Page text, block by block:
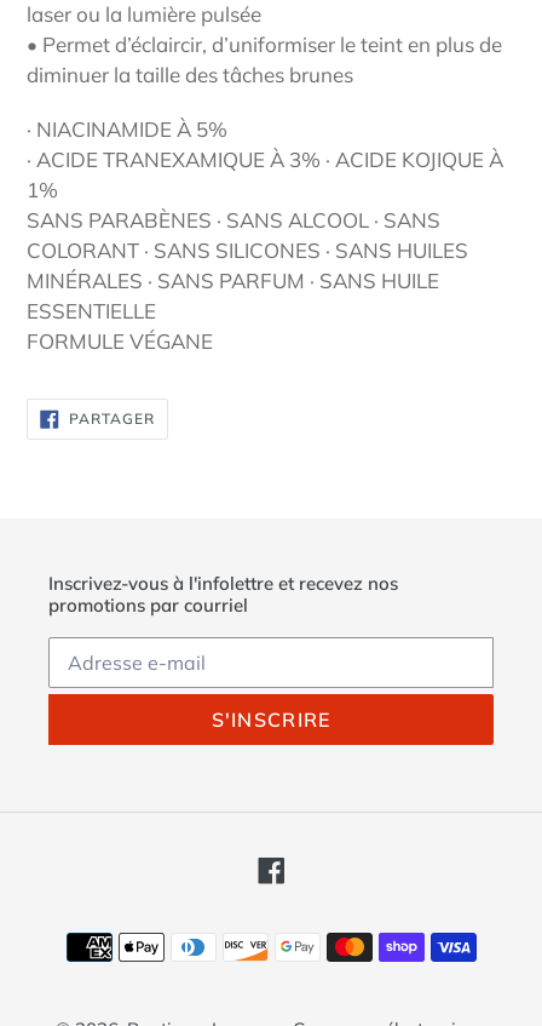
laser ou la lumière pulsée
• Permet d’éclaircir, d’uniformiser le teint en plus de
diminuer la taille des tâches brunes
· NIACINAMIDE À 5%
· ACIDE TRANEXAMIQUE À 3% · ACIDE KOJIQUE À
1%
SANS PARABÈNES · SANS ALCOOL · SANS
COLORANT · SANS SILICONES · SANS HUILES
MINÉRALES · SANS PARFUM · SANS HUILE
ESSENTIELLE
FORMULE VÉGANE
PARTAGERPARTAGER
SUR
FACEBOOK
Inscrivez-vous à l'infolettre et recevez nos
promotions par courriel
S'INSCRIRE
Facebook
Moyens
de